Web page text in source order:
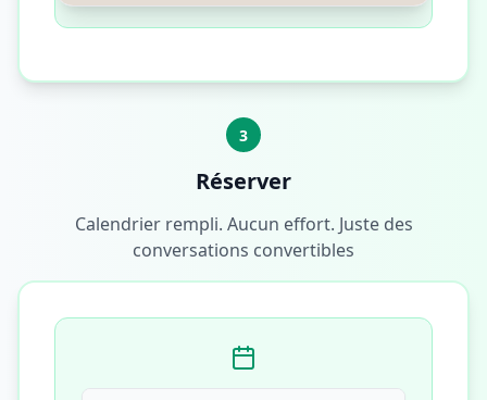
3
Réserver
Calendrier rempli. Aucun effort. Juste des
conversations convertibles